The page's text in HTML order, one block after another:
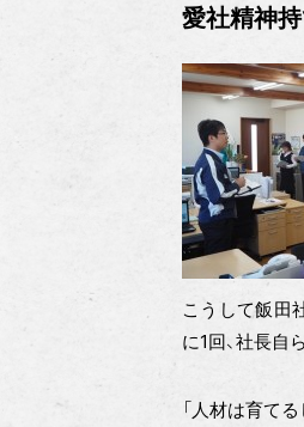
愛社精神
こうして飯田
に1回、社長自
「人材は育て